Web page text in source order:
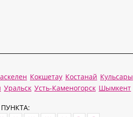
Кокшетау Костанай Кульсары
Уральск Усть-Каменогорск Шымкент